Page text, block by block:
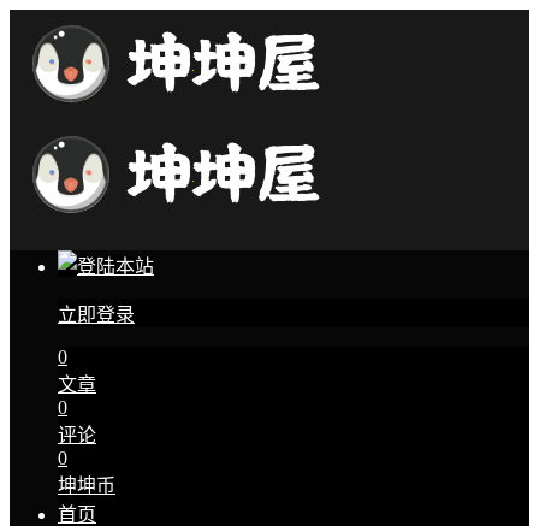
立即登录
0
文章
0
评论
0
坤坤币
首页